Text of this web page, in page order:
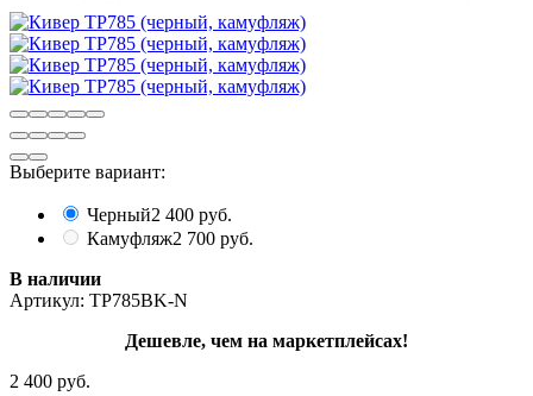
Выберите вариант:
Черный2 400 руб.
Камуфляж2 700 руб.
В наличии
Артикул: TP785BK-N
Дешевле, чем на маркетплейсах!
2 400 руб.